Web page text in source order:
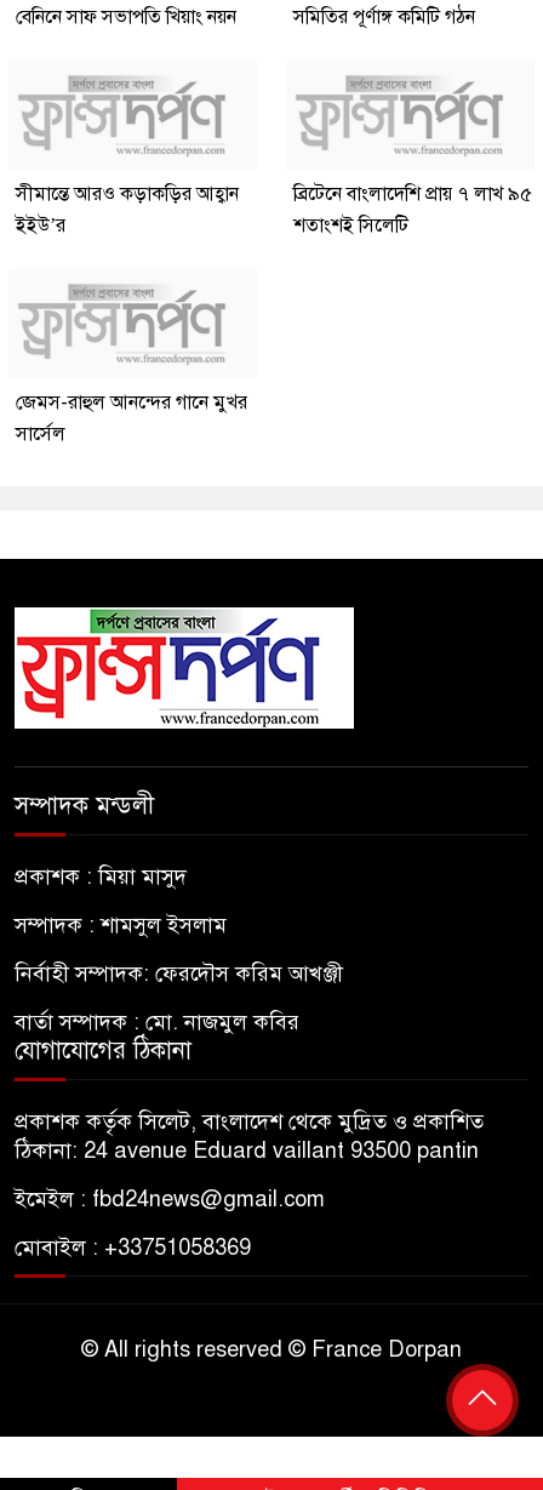
বেনিনে সাফ সভাপতি খিয়াং নয়ন
সমিতির পূর্ণাঙ্গ কমিটি গঠন
সীমান্তে আরও কড়াকড়ির আহ্বান
ইইউ’র
ব্রিটেনে বাংলাদেশি প্রায় ৭ লাখ ৯৫
শতাংশই সিলেটি
জেমস-রাহুল আনন্দের গানে মুখর
সার্সেল
সম্পাদক মন্ডলী
প্রকাশক : মিয়া মাসুদ
সম্পাদক : শামসুল ইসলাম
নির্বাহী সম্পাদক: ফেরদৌস করিম আখঞ্জী
বার্তা সম্পাদক : মো. নাজমুল কবির
যোগাযোগের ঠিকানা
প্রকাশক কর্তৃক সিলেট, বাংলাদেশ থেকে মুদ্রিত ও প্রকাশিত
ঠিকানা: 24 avenue Eduard vaillant 93500 pantin
ইমেইল : fbd24news@gmail.com
মোবাইল : +33751058369
© All rights reserved © France Dorpan